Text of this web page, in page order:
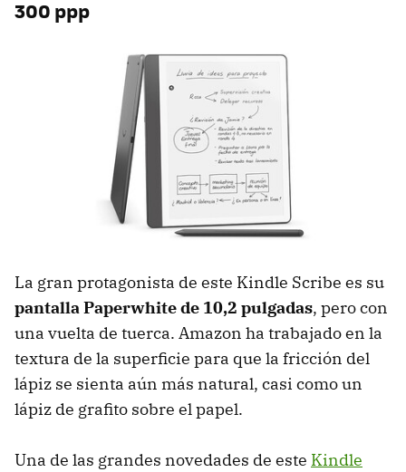
300 ppp
La gran protagonista de este Kindle Scribe es su
pantalla Paperwhite de 10,2 pulgadas, pero con
una vuelta de tuerca. Amazon ha trabajado en la
textura de la superficie para que la fricción del
lápiz se sienta aún más natural, casi como un
lápiz de grafito sobre el papel.
Una de las grandes novedades de este Kindle